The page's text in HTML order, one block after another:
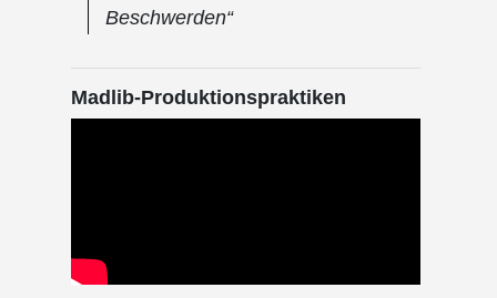
Beschwerden“
Madlib-Produktionspraktiken